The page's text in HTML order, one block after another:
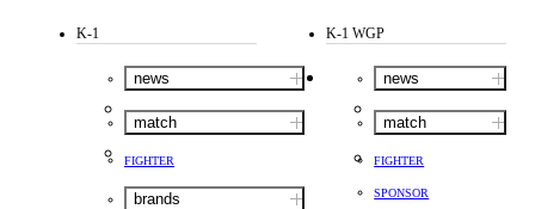
K-1
news
match
FIGHTER
brands
K-1 WGP
news
match
FIGHTER
SPONSOR